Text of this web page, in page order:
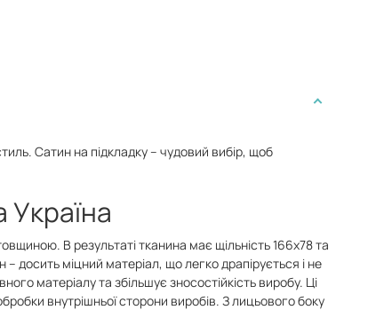
Сатин на підкладку – чудовий вибір, щоб
Україна
В результаті тканина має щільність 166х78 та
– досить міцний матеріал, що легко драпірується і не
матеріалу та збільшує зносостійкість виробу. Ці
внутрішньої сторони виробів. З лицьового боку